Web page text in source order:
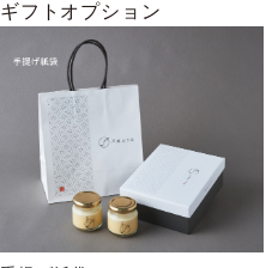
ギフトオプション